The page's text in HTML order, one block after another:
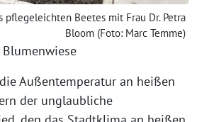
pflegeleichten Beetes mit Frau Dr. Petra
Bloom (Foto: Marc Temme)
Außentemperatur an heißen
der unglaubliche